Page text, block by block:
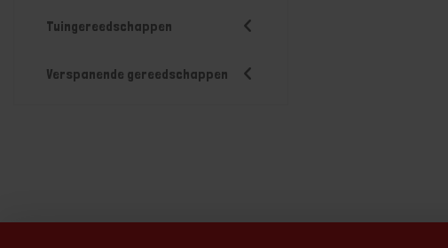
Tuingereedschappen
Verspanende gereedschappen